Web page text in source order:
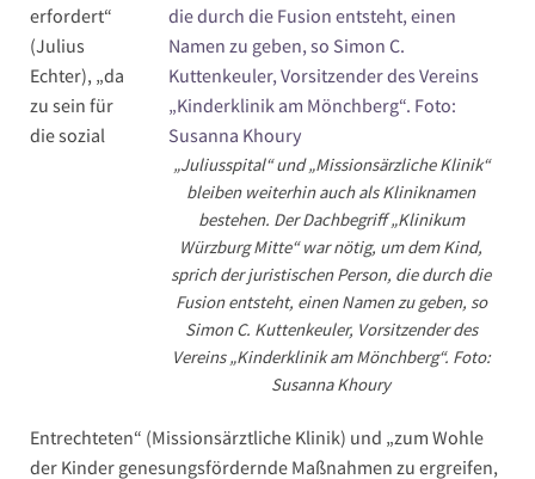
„Juliusspital“ und „Missionsärzliche Klinik“
bleiben weiterhin auch als Kliniknamen
bestehen. Der Dachbegriff „Klinikum
Würzburg Mitte“ war nötig, um dem Kind,
sprich der juristischen Person, die durch die
Fusion entsteht, einen Namen zu geben, so
Simon C. Kuttenkeuler, Vorsitzender des
Vereins „Kinderklinik am Mönchberg“. Foto:
Susanna Khoury
erfordert“
(Julius
Echter), „da
zu sein für
die sozial
Entrechteten“ (Missionsärztliche Klinik) und „zum Wohle
der Kinder genesungsfördernde Maßnahmen zu ergreifen,